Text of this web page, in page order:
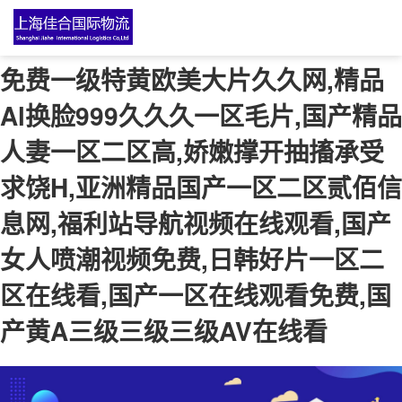
免费一级特黄欧美大片久久网,精品
Al换脸999久久久一区毛片,国产精品
人妻一区二区高,娇嫩撑开抽搐承受
求饶H,亚洲精品国产一区二区贰佰信
息网,福利站导航视频在线观看,国产
女人喷潮视频免费,日韩好片一区二
区在线看,国产一区在线观看免费,国
产黄A三级三级三级AV在线看